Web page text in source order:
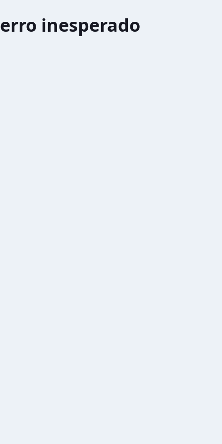
erro inesperado